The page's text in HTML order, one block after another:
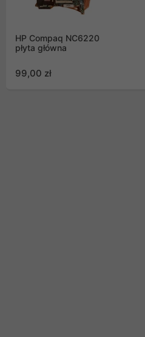
HP Compaq NC6220
płyta główna
99,00 zł